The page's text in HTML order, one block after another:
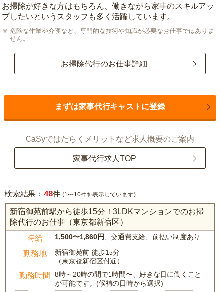
お掃除が好きな方はもちろん、働きながら家事のスキルアッ
プしたいというスタッフも多く活躍しています。
危険な作業や介護など、専門的な技術や知識が必要なお仕事ではありま
せん。
お掃除代行のお仕事詳細
まずは家事代行キャストに登録
CaSyではたらくメリットなど求人概要のご案内
家事代行求人TOP
検索結果： 48件 (1〜10件を表示しています)
新宿御苑前駅から徒歩15分！3LDKマンションでのお掃
除代行のお仕事（東京都新宿区）
時給 1,500〜1,860円、交通費支給、前払い制度あり
勤務地
新宿御苑前 徒歩15分
（東京都新宿区付近）
勤務時間
8時～20時の間で1時間〜、好きな日に働くこと
が可能です。(候補の日時から選択)